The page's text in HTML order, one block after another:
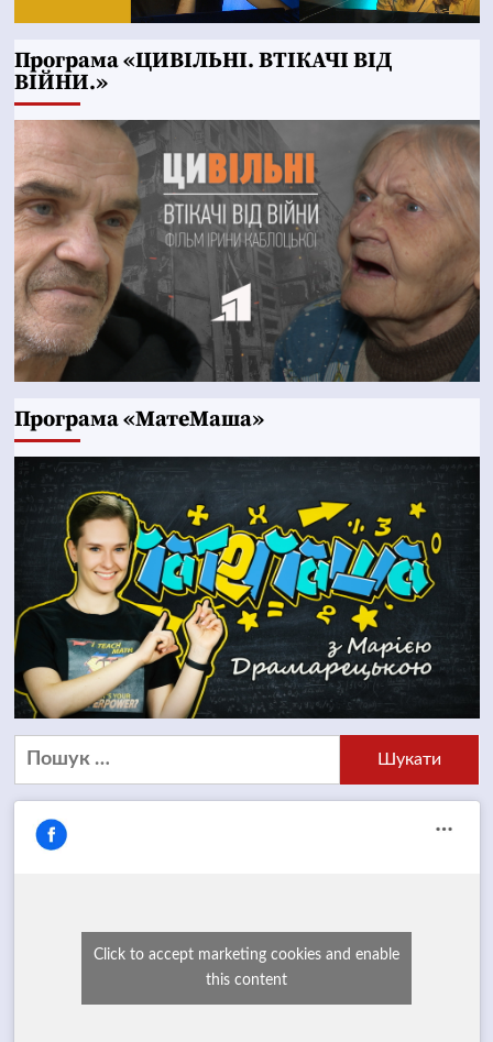
Програма «ЦИВІЛЬНІ. ВТІКАЧІ ВІД
ВІЙНИ.»
Програма «МатеМаша»
Пошук:
Click to accept marketing cookies and enable
this content